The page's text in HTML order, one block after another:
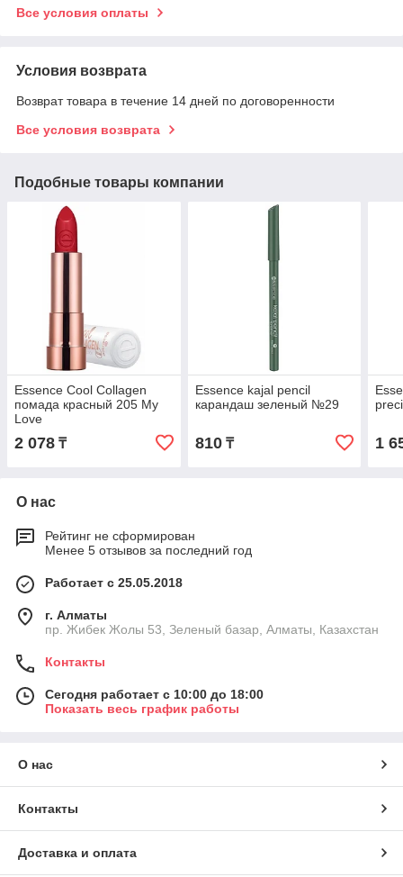
Все условия оплаты
Условия возврата
Возврат товара в течение 14 дней по договоренности
Все условия возврата
Подобные товары компании
Essence Cool Collagen
помада красный 205 My
Love
2 078 ₸
Essence kajal pencil
карандаш зеленый №29
810₸ 1
О нас
Рейтинг не сформирован
Менее 5 отзывов за последний год
Работает с 25.05.2018
г. Алматы
пр. Жибек Жолы 53, Зеленый базар, Алматы, Казахстан
Контакты
Сегодня работает с 10:00 до 18:00
Показать весь график работы
О нас
Контакты
Доставка и оплата